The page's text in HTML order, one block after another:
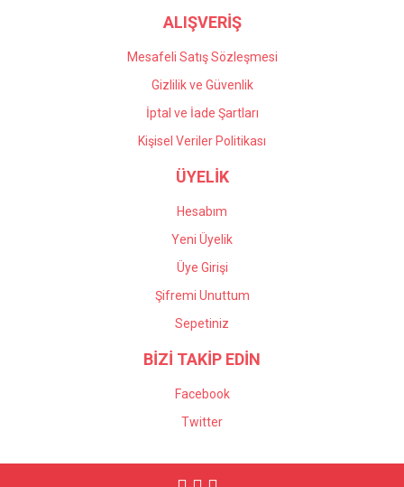
ALIŞVERİŞ
Mesafeli Satış Sözleşmesi
Gizlilik ve Güvenlik
İptal ve İade Şartları
Kişisel Veriler Politikası
ÜYELİK
Hesabım
Yeni Üyelik
Üye Girişi
Şifremi Unuttum
Sepetiniz
BİZİ TAKİP EDİN
Facebook
Twitter